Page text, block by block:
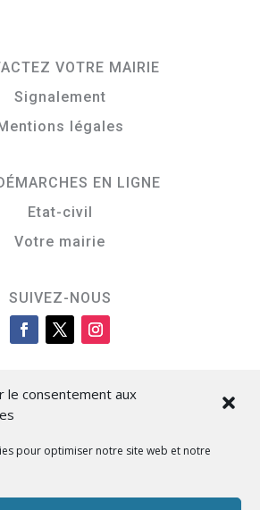
le consentement aux
pour optimiser notre site web et notre
VOTRE MAIRIE
Signalement
légales
EN LIGNE
Etat-civil
Votre mairie
SUIVEZ-NOUS
di L’Isula